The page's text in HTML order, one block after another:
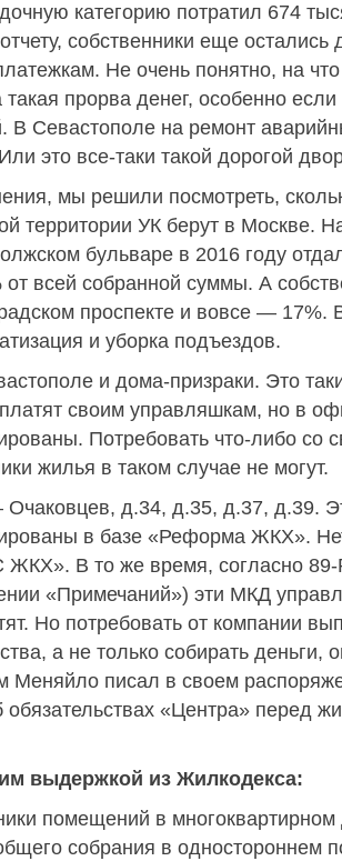
категорию потратил 674
собственники еще
Не очень понятно, на
такая прорва денег, особенно если
В Севастополе на ремонт
это все-таки такой дорогой
мы решили посмотреть,
территории УК берут в Москве.
бульваре в 2016 году
от всей собранной суммы. А
проспекте и вовсе — 17%.
и уборка подъездов.
и дома-призраки. Это
своим управляшкам, но в
Потребовать что-либо со
жилья в таком случае не могут.
д.34, д.35, д.37, д.39.
в базе «Реформа ЖКХ».
ЖКХ». В то же время, согласно 89-
«Примечаний») эти МКД
Но потребовать от компании
а не только собирать деньги,
Меняйло писал в своем
«Центра» перед
выдержкой из Жилкодекса:
помещений в
собрания в одностороннем